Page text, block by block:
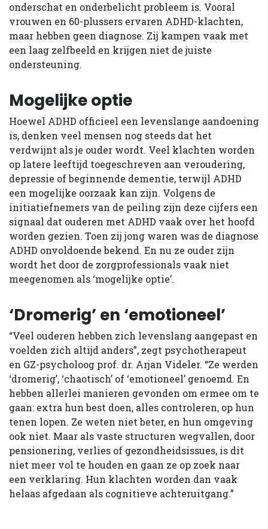
onderschat en onderbelicht probleem is. Vooral
vrouwen en 60-plussers ervaren ADHD-klachten,
maar hebben geen diagnose. Zij kampen vaak met
een laag zelfbeeld en krijgen niet de juiste
ondersteuning.
Mogelijke optie
Hoewel ADHD officieel een levenslange aandoening
is, denken veel mensen nog steeds dat het
verdwijnt als je ouder wordt. Veel klachten worden
op latere leeftijd toegeschreven aan veroudering,
depressie of beginnende dementie, terwijl ADHD
een mogelijke oorzaak kan zijn. Volgens de
initiatiefnemers van de peiling zijn deze cijfers een
signaal dat ouderen met ADHD vaak over het hoofd
worden gezien. Toen zij jong waren was de diagnose
ADHD onvoldoende bekend. En nu ze ouder zijn
wordt het door de zorgprofessionals vaak niet
meegenomen als ‘mogelijke optie’.
‘Dromerig’ en ‘emotioneel’
“Veel ouderen hebben zich levenslang aangepast en
voelden zich altijd anders”, zegt psychotherapeut
en GZ-psycholoog prof. dr. Arjan Videler. “Ze werden
‘dromerig’, ‘chaotisch’ of ‘emotioneel’ genoemd. En
hebben allerlei manieren gevonden om ermee om te
gaan: extra hun best doen, alles controleren, op hun
tenen lopen. Ze weten niet beter, en hun omgeving
ook niet. Maar als vaste structuren wegvallen, door
pensionering, verlies of gezondheidsissues, is dit
niet meer vol te houden en gaan ze op zoek naar
een verklaring. Hun klachten worden dan vaak
helaas afgedaan als cognitieve achteruitgang.”